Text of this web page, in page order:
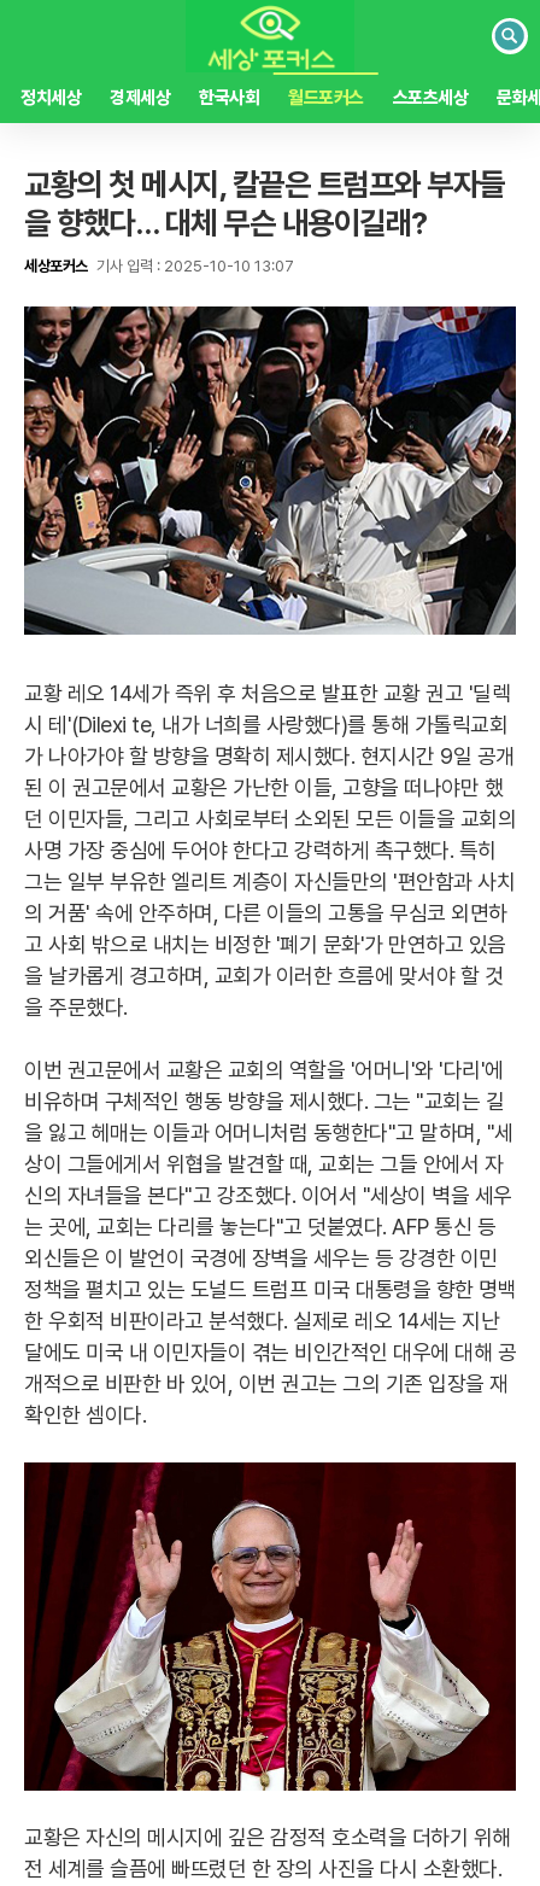
검
정치세상 경제세상 한국사회 월드포커스 스포츠세상 문화
교황의 첫 메시지, 칼끝은 트럼프와 부자들
을 향했다… 대체 무슨 내용이길래?
세상포커스 기사 입력 : 2025-10-10 13:07
교황 레오 14세가 즉위 후 처음으로 발표한 교황 권고 '딜렉
시 테'(Dilexi te, 내가 너희를 사랑했다)를 통해 가톨릭교회
가 나아가야 할 방향을 명확히 제시했다. 현지시간 9일 공개
된 이 권고문에서 교황은 가난한 이들, 고향을 떠나야만 했
던 이민자들, 그리고 사회로부터 소외된 모든 이들을 교회의
사명 가장 중심에 두어야 한다고 강력하게 촉구했다. 특히
그는 일부 부유한 엘리트 계층이 자신들만의 '편안함과 사치
의 거품' 속에 안주하며, 다른 이들의 고통을 무심코 외면하
고 사회 밖으로 내치는 비정한 '폐기 문화'가 만연하고 있음
을 날카롭게 경고하며, 교회가 이러한 흐름에 맞서야 할 것
을 주문했다.
이번 권고문에서 교황은 교회의 역할을 '어머니'와 '다리'에
비유하며 구체적인 행동 방향을 제시했다. 그는 "교회는 길
을 잃고 헤매는 이들과 어머니처럼 동행한다"고 말하며, "세
상이 그들에게서 위협을 발견할 때, 교회는 그들 안에서 자
신의 자녀들을 본다"고 강조했다. 이어서 "세상이 벽을 세우
는 곳에, 교회는 다리를 놓는다"고 덧붙였다. AFP 통신 등
외신들은 이 발언이 국경에 장벽을 세우는 등 강경한 이민
정책을 펼치고 있는 도널드 트럼프 미국 대통령을 향한 명백
한 우회적 비판이라고 분석했다. 실제로 레오 14세는 지난
달에도 미국 내 이민자들이 겪는 비인간적인 대우에 대해 공
개적으로 비판한 바 있어, 이번 권고는 그의 기존 입장을 재
확인한 셈이다.
교황은 자신의 메시지에 깊은 감정적 호소력을 더하기 위해
전 세계를 슬픔에 빠뜨렸던 한 장의 사진을 다시 소환했다.